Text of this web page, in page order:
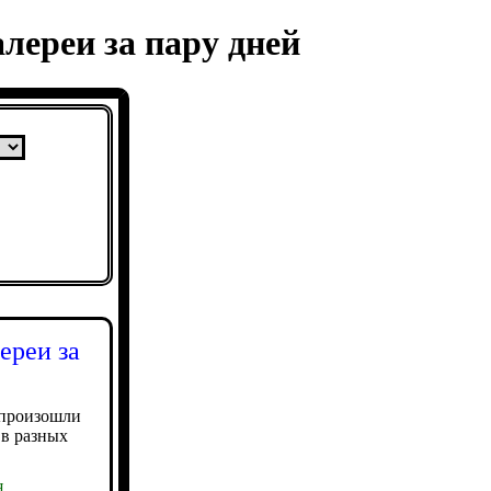
за пару дней
за
разных